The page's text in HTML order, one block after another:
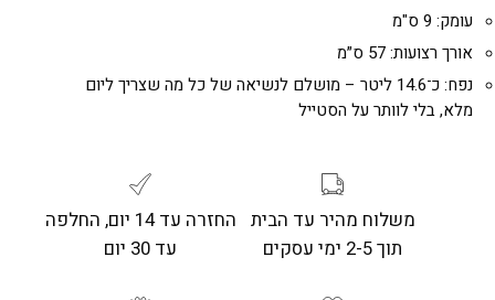
עומק: 9 ס"מ
אורך רצועות: 57 ס״מ
נפח: כ־14.6 ליטר – מושלם לנשיאה של כל מה שצריך ליום
מלא, בלי לוותר על הסטייל
משלוח מהיר עד הבית
תוך 2-5 ימי עסקים
החזרה עד 14 יום, החלפה
עד 30 יום